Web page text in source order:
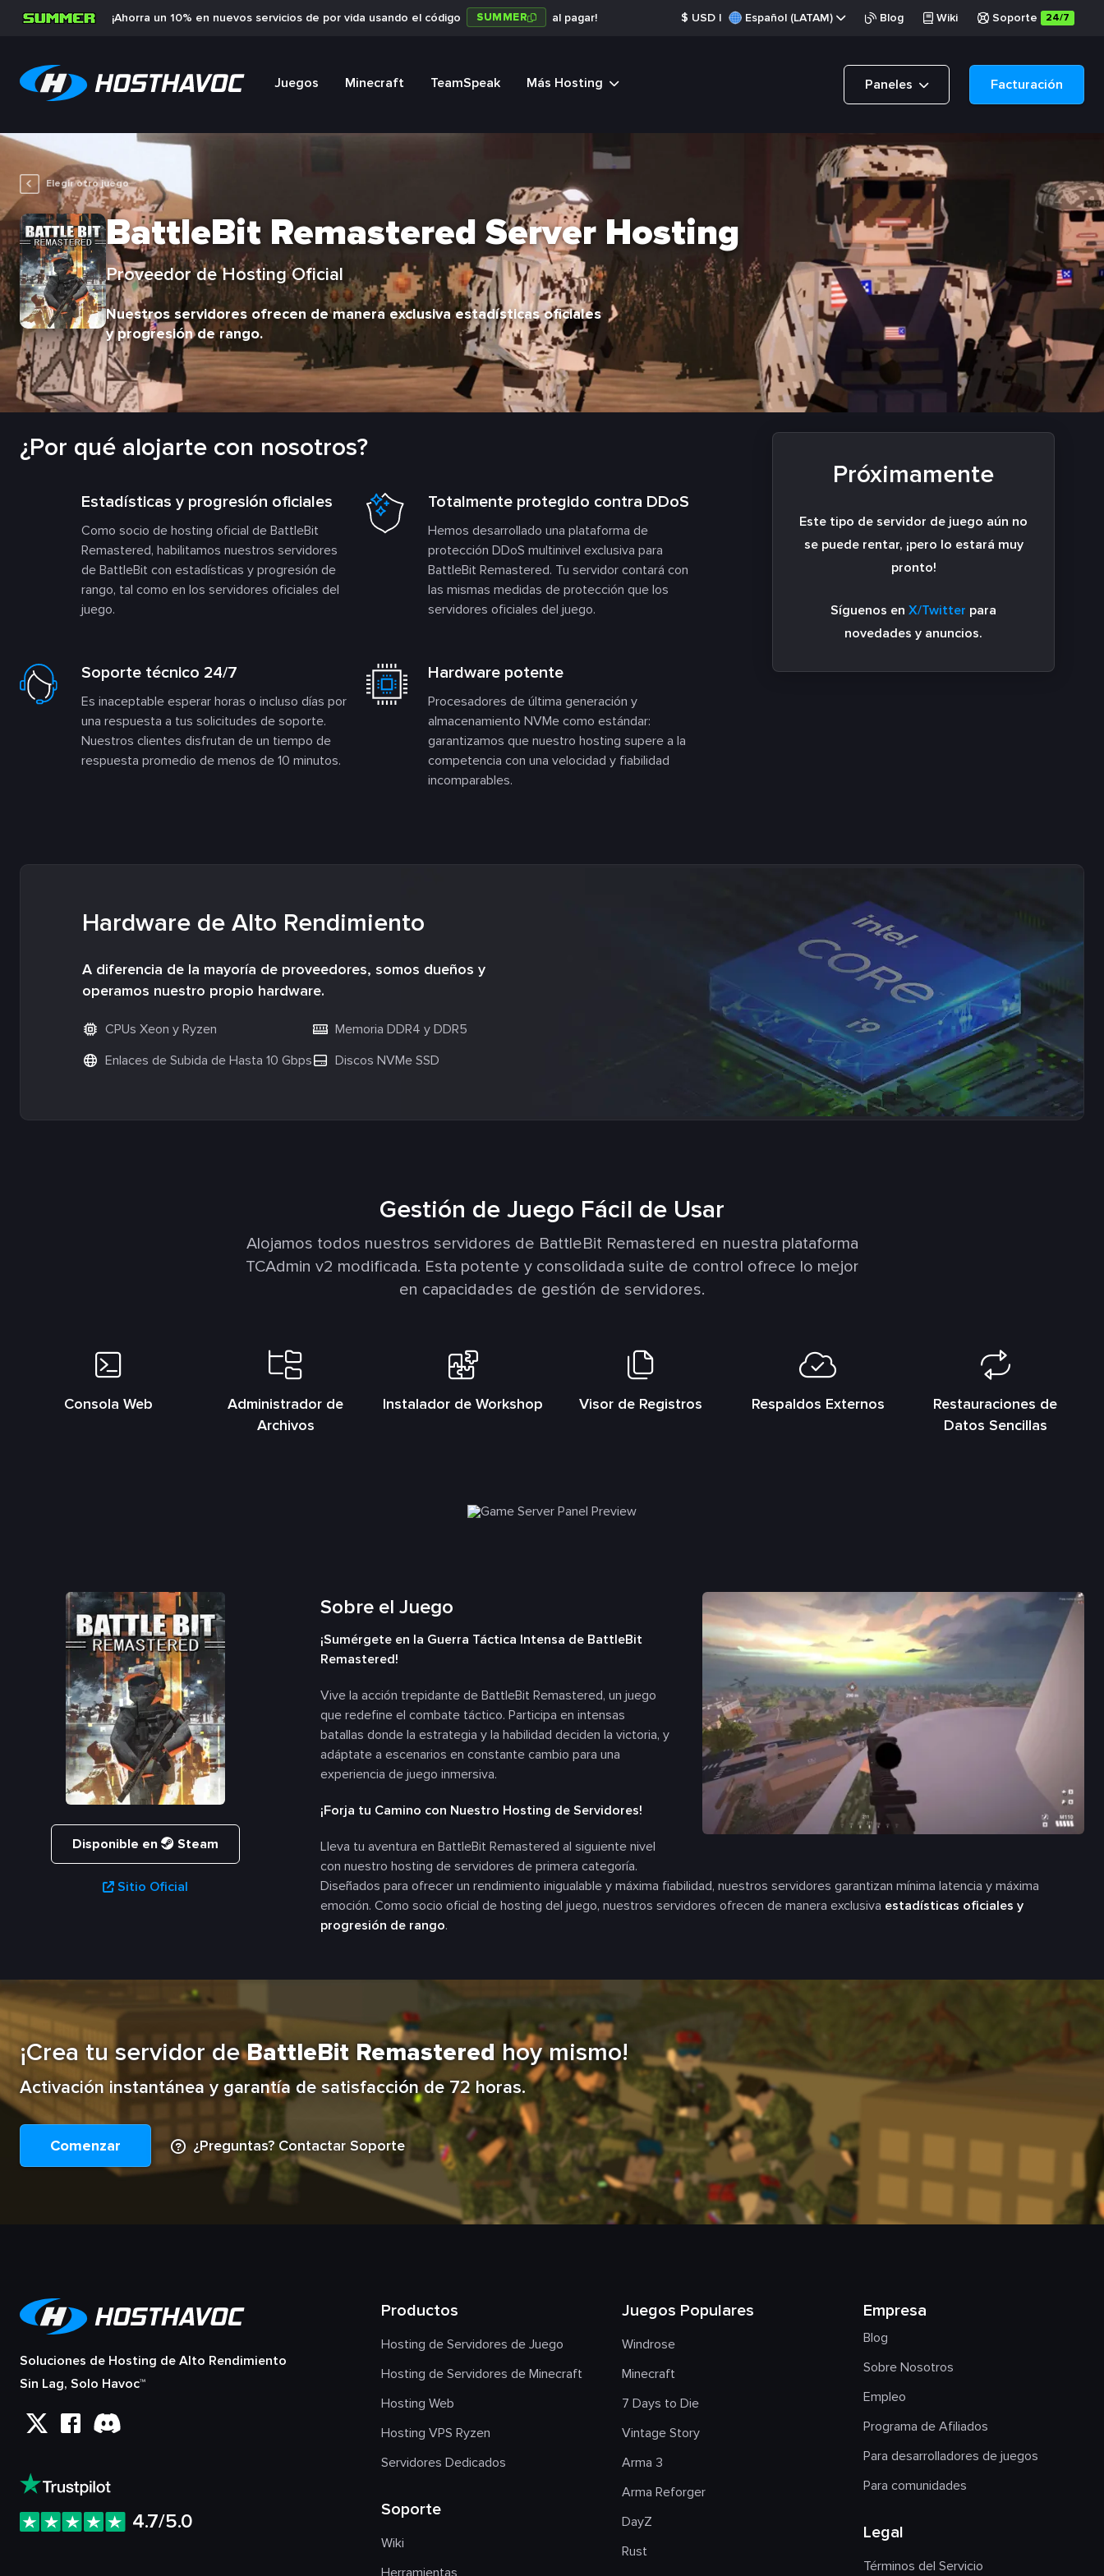
¡Ahorra un 10% en nuevos servicios de por vida usando el código SUMMER al pagar! $ USD | Español (LATAM) Blog Wiki Soporte 24/7
Juegos Minecraft TeamSpeak Más Hosting Paneles Facturación
Elegir otro juego
BattleBit Remastered Server Hosting
Proveedor de Hosting Oficial
Nuestros servidores ofrecen de manera exclusiva estadísticas oficiales
y progresión de rango.
¿Por qué alojarte con nosotros?
Estadísticas y progresión oficiales
Como socio de hosting oficial de BattleBit
Remastered, habilitamos nuestros servidores
de BattleBit con estadísticas y progresión de
rango, tal como en los servidores oficiales del
juego.
Totalmente protegido contra DDoS
Hemos desarrollado una plataforma de
protección DDoS multinivel exclusiva para
BattleBit Remastered. Tu servidor contará con
las mismas medidas de protección que los
servidores oficiales del juego.
Soporte técnico 24/7
Es inaceptable esperar horas o incluso días por
una respuesta a tus solicitudes de soporte.
Nuestros clientes disfrutan de un tiempo de
respuesta promedio de menos de 10 minutos.
Hardware potente
Procesadores de última generación y
almacenamiento NVMe como estándar:
garantizamos que nuestro hosting supere a la
competencia con una velocidad y fiabilidad
incomparables.
Próximamente
Este tipo de servidor de juego aún no
se puede rentar, ¡pero lo estará muy
pronto!
Síguenos en X/Twitter para
novedades y anuncios.
Hardware de Alto Rendimiento
A diferencia de la mayoría de proveedores, somos dueños y
operamos nuestro propio hardware.
CPUs Xeon y Ryzen
Memoria DDR4 y DDR5
Enlaces de Subida de Hasta 10 Gbps
Discos NVMe SSD
Gestión de Juego Fácil de Usar
Alojamos todos nuestros servidores de BattleBit Remastered en nuestra plataforma
TCAdmin v2 modificada. Esta potente y consolidada suite de control ofrece lo mejor
en capacidades de gestión de servidores.
Consola Web
Administrador de
Archivos
Instalador de Workshop Visor de Registros Respaldos Externos
Restauraciones de
Datos Sencillas
Disponible en Steam
Sitio Oficial
Sobre el Juego
¡Sumérgete en la Guerra Táctica Intensa de BattleBit
Remastered!
Vive la acción trepidante de BattleBit Remastered, un juego
que redefine el combate táctico. Participa en intensas
batallas donde la estrategia y la habilidad deciden la victoria, y
adáptate a escenarios en constante cambio para una
experiencia de juego inmersiva.
¡Forja tu Camino con Nuestro Hosting de Servidores!
Lleva tu aventura en BattleBit Remastered al siguiente nivel
con nuestro hosting de servidores de primera categoría.
Diseñados para ofrecer un rendimiento inigualable y máxima fiabilidad, nuestros servidores garantizan mínima latencia y máxima
emoción. Como socio oficial de hosting del juego, nuestros servidores ofrecen de manera exclusiva estadísticas oficiales y
progresión de rango.
¡Crea tu servidor deBattleBit Remasteredhoy mismo!
Activación instantánea y garantía de satisfacción de 72 horas.
Comenzar ¿Preguntas? Contactar Soporte
Soluciones de Hosting de Alto Rendimiento
Sin Lag, Solo Havoc™
4.7/5.0
Productos
Hosting de Servidores de Juego
Hosting de Servidores de Minecraft
Hosting Web
Hosting VPS Ryzen
Servidores Dedicados
Soporte
Wiki
Juegos Populares
Windrose
Minecraft
7 Days to Die
Vintage Story
Arma 3
Arma Reforger
DayZ
Rust
Empresa
Blog
Sobre Nosotros
Empleo
Programa de Afiliados
Para desarrolladores de juegos
Para comunidades
Legal
Términos del Servicio